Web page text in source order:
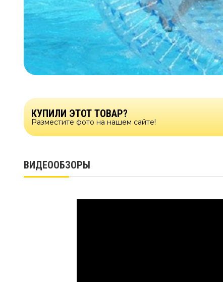
КУПИЛИ ЭТОТ ТОВАР?
Разместите фото на нашем сайте!
ВИДЕООБЗОРЫ